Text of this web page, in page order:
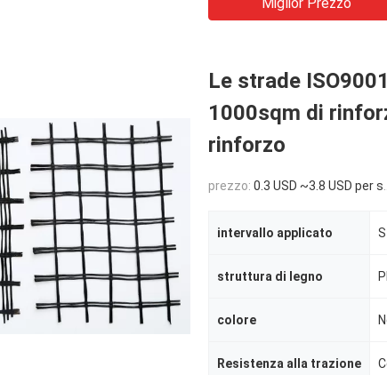
Le strade
1000sqm di
rinforzo
prezzo: 0.3 USD ~3.8 USD per sqm
intervallo applicato
struttura di legno
colore
Resistenza alla trazione